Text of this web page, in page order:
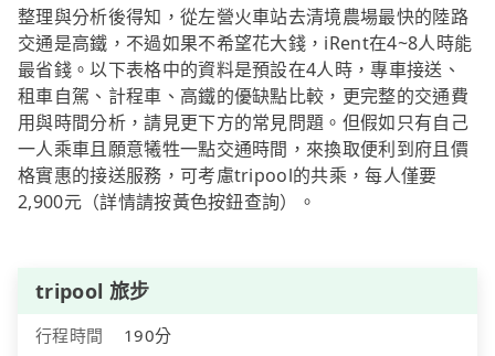
整理與分析後得知，從左營火車站去清境農場最快的陸路
交通是高鐵，不過如果不希望花大錢，iRent在4~8人時能
最省錢。以下表格中的資料是預設在4人時，專車接送、
租車自駕、計程車、高鐵的優缺點比較，更完整的交通費
用與時間分析，請見更下方的常見問題。但假如只有自己
一人乘車且願意犧牲一點交通時間，來換取便利到府且價
格實惠的接送服務，可考慮tripool的共乘，每人僅要
2,900元（詳情請按黃色按鈕查詢）。
tripool 旅步
行程時間
190分